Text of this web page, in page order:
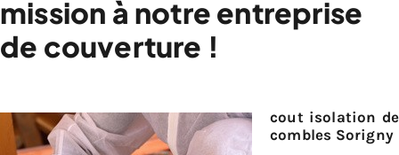
mission à notre entreprise
de couverture !
cout isolation de
combles Sorigny